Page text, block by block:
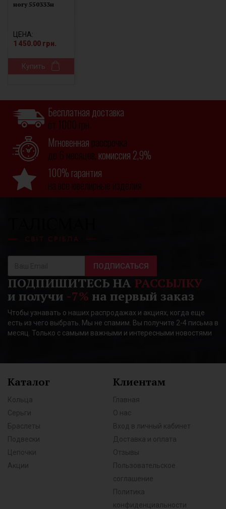
ногу 550333н
ЦЕНА:
1 450.00 грн.
Купить
Бесплатная доставка
от 1000 грн.
Мгновенная рассрочка
до 6 месяцев, комиссия 2,9%
100% гарантия
на все ювелирные изделия
ПОДПИСАТЬСЯ
ПОДПИШИТЕСЬ НА РАССЫЛКУ
и получи -7% на первый заказ
Чтобы узнавать о наших распродажах и акциях, когда еще
есть из чего выбрать. Мы не спамим. Вы получите 2-4 письма в
месяц. Только с самыми важными и интересными новостями
Каталог
Кольца
Серьги
Браслеты
Подвески
Цепочки
Акции
Клиентам
Главная
О нас
Вход в личный кабинет
Доставка и оплата
Отзывы
Пользовательское
соглашение
Политика
конфиденциальности